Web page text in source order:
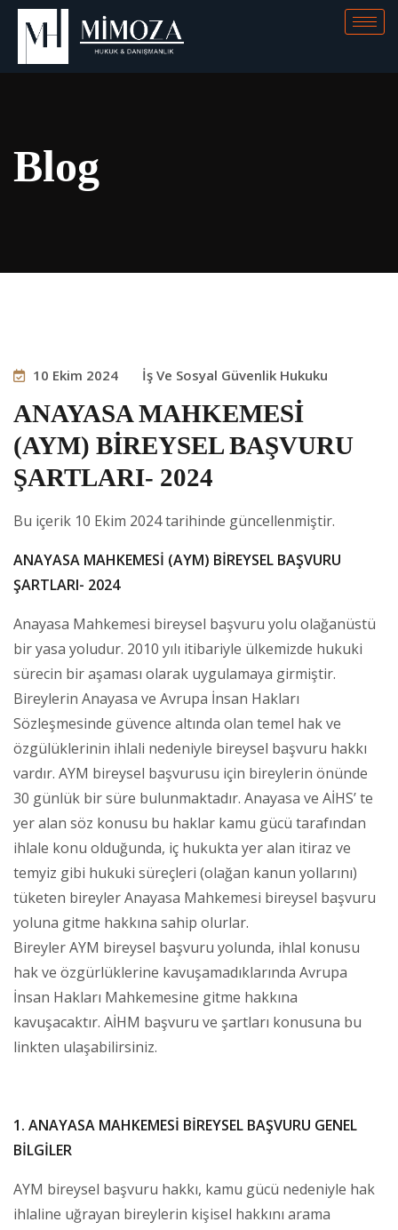
Blog
10 Ekim 2024 İş Ve Sosyal Güvenlik Hukuku
ANAYASA MAHKEMESİ
(AYM) BİREYSEL BAŞVURU
ŞARTLARI- 2024
Bu içerik 10 Ekim 2024 tarihinde güncellenmiştir.
ANAYASA MAHKEMESİ (AYM) BİREYSEL BAŞVURU
ŞARTLARI- 2024
Anayasa Mahkemesi bireysel başvuru yolu olağanüstü
bir yasa yoludur. 2010 yılı itibariyle ülkemizde hukuki
sürecin bir aşaması olarak uygulamaya girmiştir.
Bireylerin Anayasa ve Avrupa İnsan Hakları
Sözleşmesinde güvence altında olan temel hak ve
özgülüklerinin ihlali nedeniyle bireysel başvuru hakkı
vardır. AYM bireysel başvurusu için bireylerin önünde
30 günlük bir süre bulunmaktadır. Anayasa ve AİHS’ te
yer alan söz konusu bu haklar kamu gücü tarafından
ihlale konu olduğunda, iç hukukta yer alan itiraz ve
temyiz gibi hukuki süreçleri (olağan kanun yollarını)
tüketen bireyler Anayasa Mahkemesi bireysel başvuru
yoluna gitme hakkına sahip olurlar.
Bireyler AYM bireysel başvuru yolunda, ihlal konusu
hak ve özgürlüklerine kavuşamadıklarında Avrupa
İnsan Hakları Mahkemesine gitme hakkına
kavuşacaktır. AİHM başvuru ve şartları konusuna bu
linkten ulaşabilirsiniz.
1. ANAYASA MAHKEMESİ BİREYSEL BAŞVURU GENEL
BİLGİLER
AYM bireysel başvuru hakkı, kamu gücü nedeniyle hak
ihlaline uğrayan bireylerin kişisel hakkını arama